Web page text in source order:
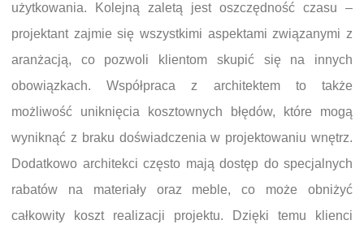
użytkowania. Kolejną zaletą jest oszczędność czasu –
projektant zajmie się wszystkimi aspektami związanymi z
aranżacją, co pozwoli klientom skupić się na innych
obowiązkach. Współpraca z architektem to także
możliwość uniknięcia kosztownych błędów, które mogą
wyniknąć z braku doświadczenia w projektowaniu wnętrz.
Dodatkowo architekci często mają dostęp do specjalnych
rabatów na materiały oraz meble, co może obniżyć
całkowity koszt realizacji projektu. Dzięki temu klienci